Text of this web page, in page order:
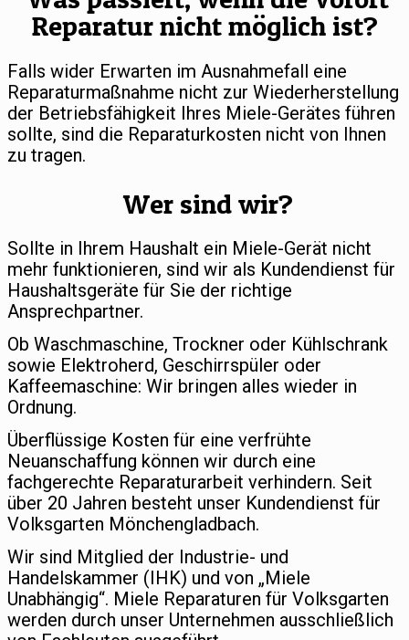
Reparatur nicht möglich ist?
Falls wider Erwarten im Ausnahmefall eine
Reparaturmaßnahme nicht zur Wiederherstellung
der Betriebsfähigkeit Ihres Miele-Gerätes führen
sollte, sind die Reparaturkosten nicht von Ihnen
zu tragen.
Wer sind wir?
Sollte in Ihrem Haushalt ein Miele-Gerät nicht
mehr funktionieren, sind wir als Kundendienst für
Haushaltsgeräte für Sie der richtige
Ansprechpartner.
Ob Waschmaschine, Trockner oder Kühlschrank
sowie Elektroherd, Geschirrspüler oder
Kaffeemaschine: Wir bringen alles wieder in
Ordnung.
Überflüssige Kosten für eine verfrühte
Neuanschaffung können wir durch eine
fachgerechte Reparaturarbeit verhindern. Seit
über 20 Jahren besteht unser Kundendienst für
Volksgarten Mönchengladbach.
Wir sind Mitglied der Industrie- und
Handelskammer (IHK) und von „Miele
Unabhängig“. Miele Reparaturen für Volksgarten
werden durch unser Unternehmen ausschließlich